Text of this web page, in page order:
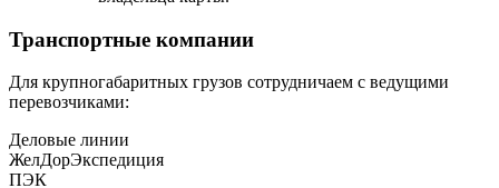
Транспортные компании
Для крупногабаритных грузов сотрудничаем с ведущими
перевозчиками:
Деловые линии
ЖелДорЭкспедиция
ПЭК